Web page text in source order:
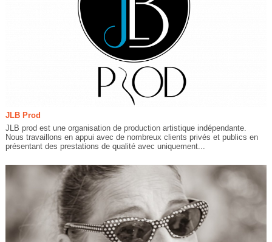
JLB Prod
JLB prod est une organisation de production artistique indépendante.
Nous travaillons en appui avec de nombreux clients privés et publics en
présentant des prestations de qualité avec uniquement...